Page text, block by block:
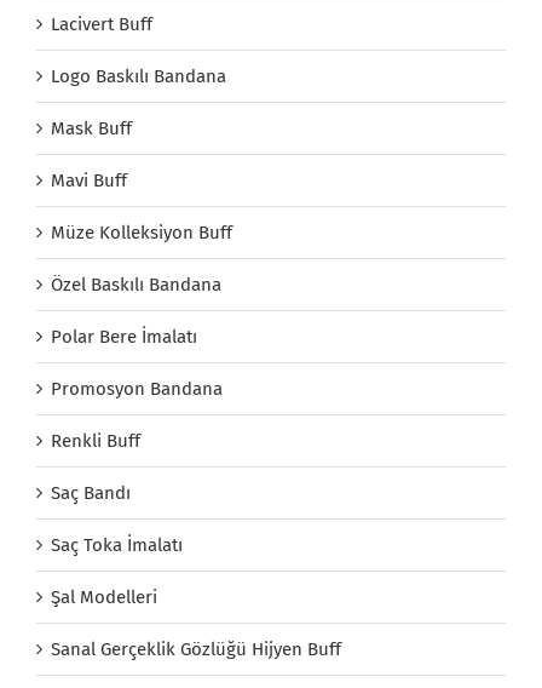
Lacivert Buff
Logo Baskılı Bandana
Mask Buff
Mavi Buff
Müze Kolleksiyon Buff
Özel Baskılı Bandana
Polar Bere İmalatı
Promosyon Bandana
Renkli Buff
Saç Bandı
Saç Toka İmalatı
Şal Modelleri
Sanal Gerçeklik Gözlüğü Hijyen Buff